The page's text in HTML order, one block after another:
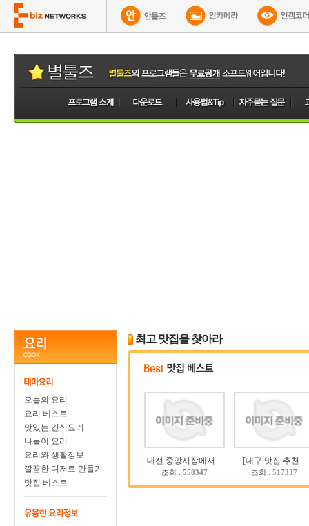
오늘의 요리
요리 베스트
맛있는 간식요리
나들이 요리
요리와 생활정보
깔끔한 디저트 만들기
맛집 베스트
최고 맛집을 찾아라
대전 중앙시장에서...
조회 : 558347
[대구 맛집 추천...
조회 : 517337